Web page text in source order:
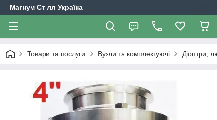
Магнум Стілл Україна
Товари та послуги Вузли та комплектуючі Діоптри,